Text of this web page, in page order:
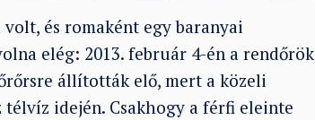
és romaként egy baranyai
elég: 2013. február 4-én a rendőrök
állították elő, mert a közeli
idején. Csakhogy a férfi eleinte